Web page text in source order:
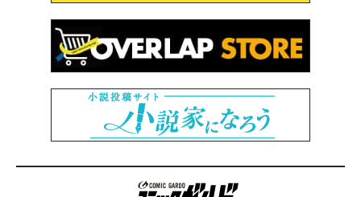
コミックガルド